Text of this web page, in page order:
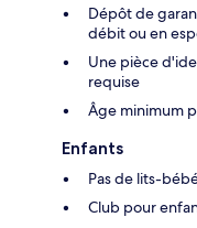
Dépôt de
débit ou en
Une pièce
requise
Âge minimum
Enfants
Pas de lits-
Club pour